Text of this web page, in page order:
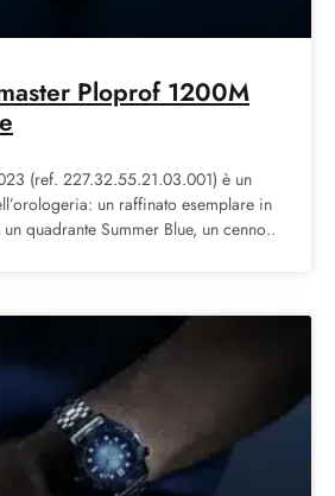
Ploprof 1200M
(ref. 227.32.55.21.03.001) è un
un raffinato esemplare in
quadrante Summer Blue, un cenno